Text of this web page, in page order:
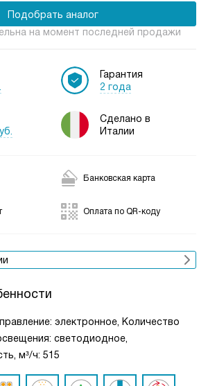
Подобрать аналог
на момент последней продажи
Гарантия
2 года
Сделано в
Италии
Банковская карта
Оплата по QR-коду
электронное, Количество
светодиодное,
м³/ч: 515